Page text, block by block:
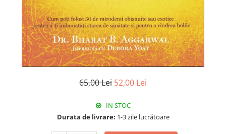
65,00 Lei 52,00 Lei
IN STOC
Durata de livrare: 1-3 zile lucrătoare